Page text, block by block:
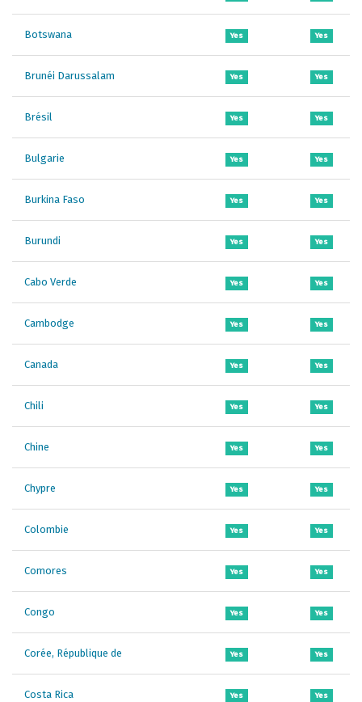
Botswana Yes Yes
Brunéi Darussalam Yes Yes
Brésil Yes Yes
Bulgarie Yes Yes
Burkina Faso Yes Yes
Burundi Yes Yes
Cabo Verde Yes Yes
Cambodge Yes Yes
Canada Yes Yes
Chili Yes Yes
Chine Yes Yes
Chypre Yes Yes
Colombie Yes Yes
Comores Yes Yes
Congo Yes Yes
Corée, République de Yes Yes
Costa Rica Yes Yes